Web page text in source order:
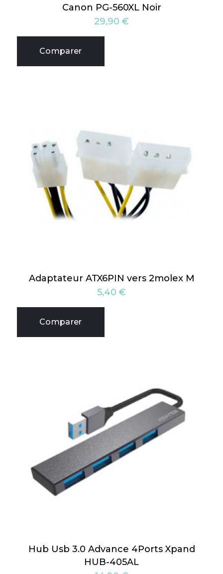
Canon PG-560XL Noir
29,90 €
Comparer
Adaptateur ATX6PIN vers 2molex M
5,40 €
Comparer
Hub Usb 3.0 Advance 4Ports Xpand
HUB-405AL